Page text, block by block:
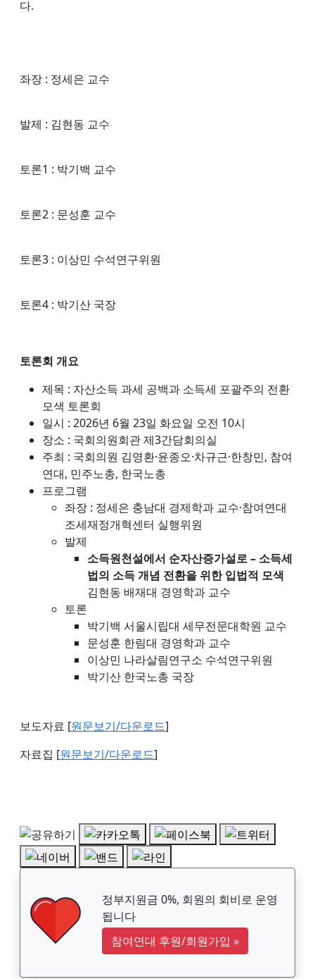
다.
좌장 : 정세은 교수
발제 : 김현동 교수
토론1 : 박기백 교수
토론2 : 문성훈 교수
토론3 : 이상민 수석연구위원
토론4 : 박기산 국장
토론회 개요
제목 : 자산소득 과세 공백과 소득세 포괄주의 전환
모색 토론회
일시 : 2026년 6월 23일 화요일 오전 10시
장소 : 국회의원회관 제3간담회의실
주최 : 국회의원 김영환·윤종오·차규근·한창민, 참여
연대, 민주노총, 한국노총
프로그램
좌장 : 정세은 충남대 경제학과 교수·참여연대
조세재정개혁센터 실행위원
발제
소득원천설에서 순자산증가설로 – 소득세
법의 소득 개념 전환을 위한 입법적 모색
김현동 배재대 경영학과 교수
토론
박기백 서울시립대 세무전문대학원 교수
문성훈 한림대 경영학과 교수
이상민 나라살림연구소 수석연구위원
박기산 한국노총 국장
보도자료 [원문보기/다운로드]
자료집 [원문보기/다운로드]
정부지원금 0%, 회원의 회비로 운영
됩니다
참여연대 후원/회원가입 »